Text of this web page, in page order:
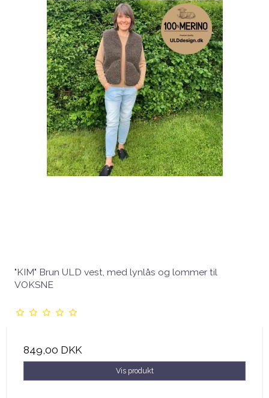
"KIM" Brun ULD vest, med lynlås og lommer til
VOKSNE
849,00 DKK
Vis produkt